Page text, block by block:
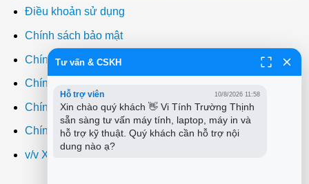
Điều khoản sử dụng
Chính sách bảo mật
Chính sách thanh toán
Chính sách giao hàng
Chính sách đổi trả
Chính sách bảo hành
v/v Xuất hóa đơn đỏ VAT
Tư vấn & CSKH
Hỗ trợ viên 10/8/2026 11:58
Xin chào quý khách 👋 Vi Tính Trường Thịnh
sẵn sàng tư vấn máy tính, laptop, máy in và
hỗ trợ kỹ thuật. Quý khách cần hỗ trợ nội
dung nào ạ?